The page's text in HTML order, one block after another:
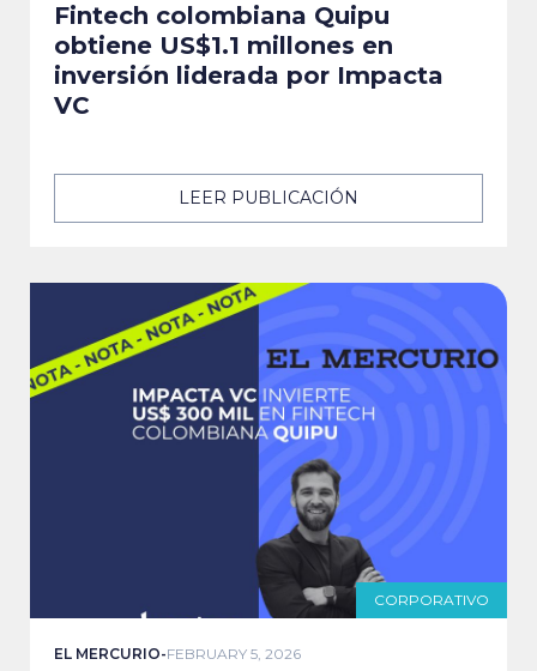
Fintech colombiana Quipu
obtiene US$1.1 millones en
inversión liderada por Impacta
VC
LEER PUBLICACIÓN
CORPORATIVO
EL MERCURIO-FEBRUARY 5, 2026